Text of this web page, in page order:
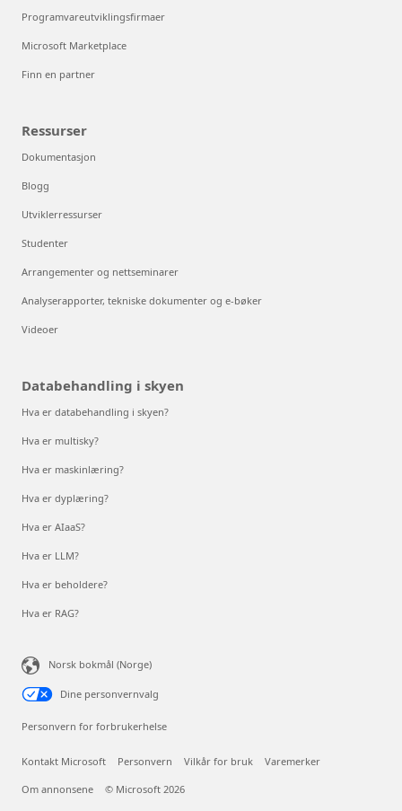
Programvareutviklingsfirmaer
Microsoft Marketplace
Finn en partner
Ressurser
Dokumentasjon
Blogg
Utviklerressurser
Studenter
Arrangementer og nettseminarer
Analyserapporter, tekniske dokumenter og e-bøker
Videoer
Databehandling i skyen
Hva er databehandling i skyen?
Hva er multisky?
Hva er maskinlæring?
Hva er dyplæring?
Hva er AIaaS?
Hva er LLM?
Hva er beholdere?
Hva er RAG?
Norsk bokmål (Norge)
Dine personvernvalg
Personvern for forbrukerhelse
Kontakt Microsoft Personvern Vilkår for bruk Varemerker
Om annonsene © Microsoft 2026